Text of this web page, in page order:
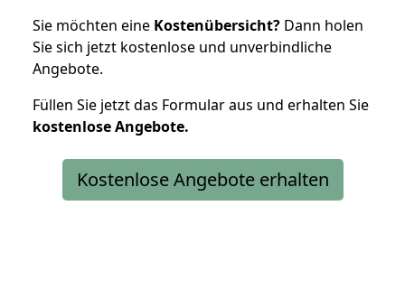
Sie möchten eine Kostenübersicht? Dann holen
Sie sich jetzt kostenlose und unverbindliche
Angebote.
Füllen Sie jetzt das Formular aus und erhalten Sie
kostenloseAngebote.
Kostenlose Angebote erhalten